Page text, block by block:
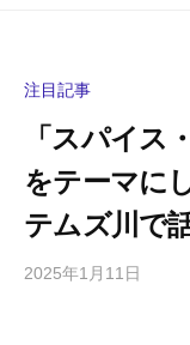
注目記事
「スパイス
をテーマに
テムズ川で
2025年1月11日